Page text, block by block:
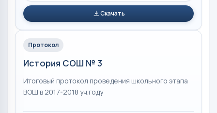
Скачать
Протокол
История СОШ № 3
Итоговый протокол проведения школьного этапа
ВОШ в 2017-2018 уч.году